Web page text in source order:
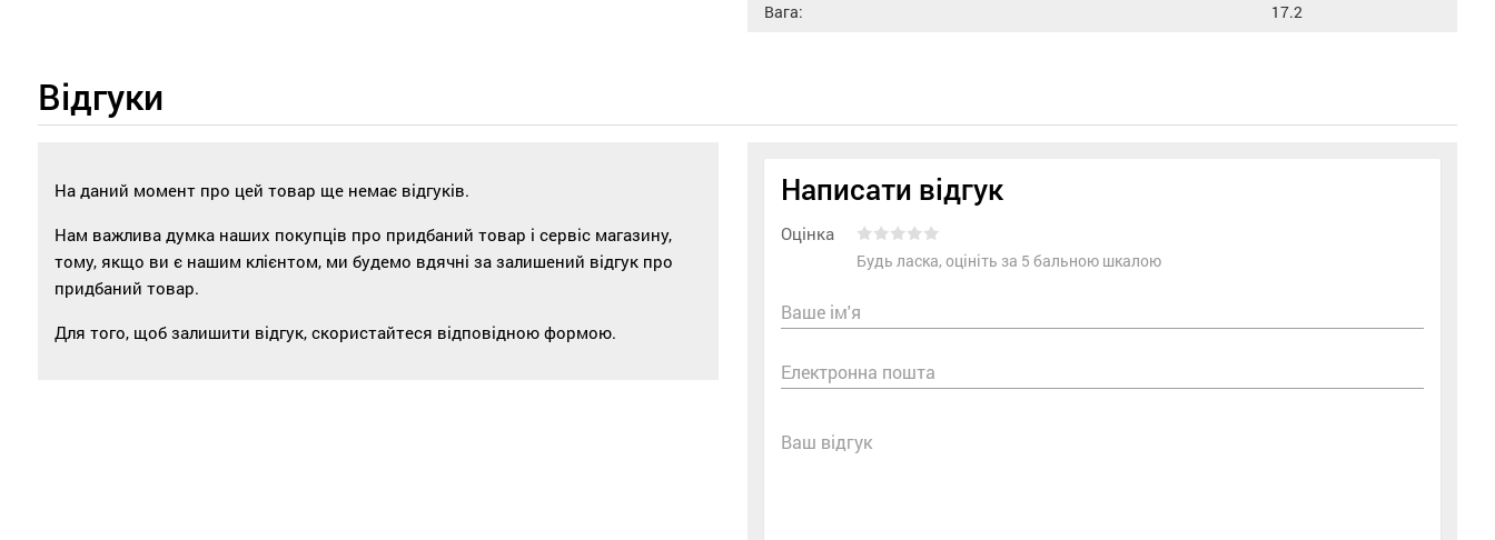
Вага:
17.2
Відгуки
На даний момент про цей товар ще немає відгуків.
Нам важлива думка наших покупців про придбаний товар і сервіс магазину,
тому, якщо ви є нашим клієнтом, ми будемо вдячні за залишений відгук про
придбаний товар.
Для того, щоб залишити відгук, скористайтеся відповідною формою.
Написати відгук
Оцінка
Будь ласка, оцініть за 5 бальною шкалою
Ваше ім'я
Електронна пошта
Ваш відгук